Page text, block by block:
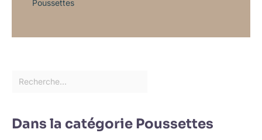
Poussettes
Dans la catégorie Poussettes